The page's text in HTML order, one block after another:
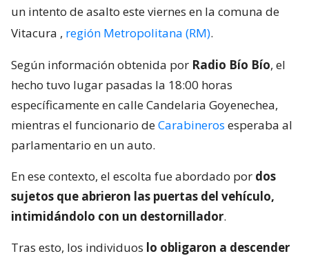
un intento de asalto este viernes en la comuna de
Vitacura , región Metropolitana (RM).
Según información obtenida por Radio Bío Bío, el
hecho tuvo lugar pasadas la 18:00 horas
específicamente en calle Candelaria Goyenechea,
mientras el funcionario deCarabineros esperaba al
parlamentario en un auto.
En ese contexto, el escolta fue abordado por dos
sujetos que abrieron las puertas del vehículo,
intimidándolo con un destornillador.
Tras esto, los individuos lo obligaron a descender